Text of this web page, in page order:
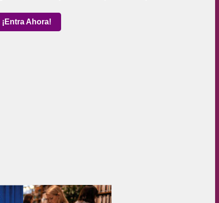
¡Entra Ahora!